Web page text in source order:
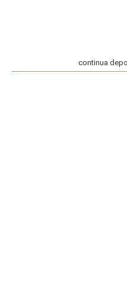
continua